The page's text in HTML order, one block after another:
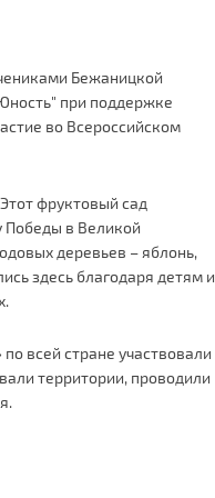
Бежаницкой
при поддержке
во Всероссийском
фруктовый сад
Победы в Великой
деревьев – яблонь,
здесь благодаря детям и
всей стране участвовали
территории, проводили